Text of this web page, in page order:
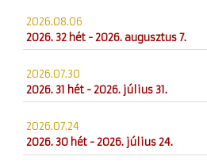
2026.08.06
2026. 32 hét - 2026. augusztus 7.
2026.07.30
2026. 31 hét - 2026. július 31.
2026.07.24
2026. 30 hét - 2026. július 24.